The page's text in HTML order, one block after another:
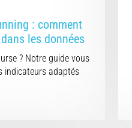
: comment
les données
? Notre guide vous
indicateurs adaptés